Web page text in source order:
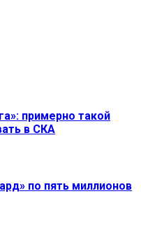
примерно такой
в СКА
по пять миллионов